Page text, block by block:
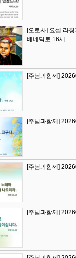
[오로사] 요셉 라
베네딕토 16세
[주님과함께]
[주님과함께]
[주님과함께]
[주님과함께]